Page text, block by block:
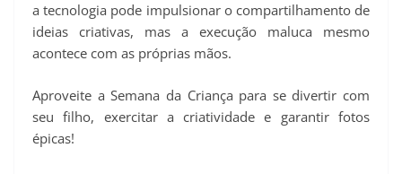
a tecnologia pode impulsionar o compartilhamento de
ideias criativas, mas a execução maluca mesmo
acontece com as próprias mãos.
Aproveite a Semana da Criança para se divertir com
seu filho, exercitar a criatividade e garantir fotos
épicas!